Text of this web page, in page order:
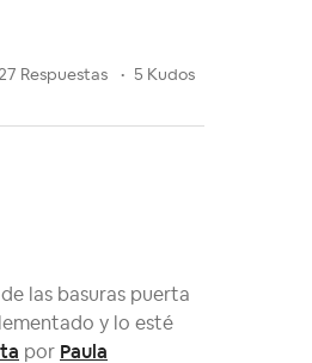
Respuestas 5 Kudos
las basuras puerta
y lo esté
por Paula